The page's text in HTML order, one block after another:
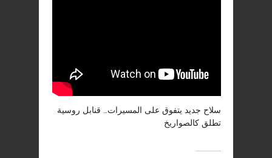
سلاح جديد يتفوق على المسيرات… قنابل روسية
تطلق كالصواريخ